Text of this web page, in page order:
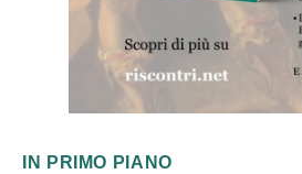
IN PRIMO PIANO